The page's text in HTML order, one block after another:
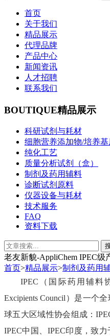
首页
关于我们
精品展示
代理品牌
产品中心
新闻资讯
人才招聘
联系我们
BOUTIQUE精品展示
科研试剂与耗材
细胞营养添加物/培养
纯化工艺
质量分析试剂（盒）
制剂及药用辅料
诊断试剂原料
仪器设备与耗材
技术服务
FAQ
资料下载
老友新貌-AppliChem IPEC级
首页>精品展示>制剂及药用
IPEC（国际药用辅料协
Excipients Council）是一个
球五大区域性协会组成：
IPEC中国、IPEC印度，致